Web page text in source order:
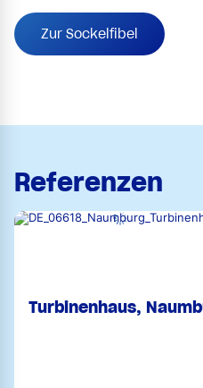
Zur Sockelfibel
Referenzen
Turbinenhaus,